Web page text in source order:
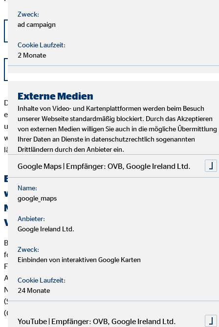
kontakt@schlichtung-finanzberatung.de
Der Kunde sollte beachten, dass das Schlichtungsverfahren
erst angerufen werden kann, wenn seiner Beschwerde durch
unser Unternehmen nicht zu seiner Zufriedenheit abgeholfen
werden konnte, oder unser Unternehmen seine Beschwerde
länger als zwei Monate nicht bearbeitet hat.
Erklärung über die Berücksichtigung der
wichtigsten nachteiligen Auswirkungen auf
Nachhaltigkeitsfaktoren bei der
Versicherungs- und Finanzanlagenberatung
Bei der Beratung zu Versicherungsanlageprodukten (z.B.
fondsgebundenen Lebens- und Rentenversicherungen) und
Finanzanlageprodukten verfolgt die OVB Vermögensberatung
AG die folgende Strategie zur Berücksichtigung von
Nachhaltigkeitsaspekten wie Umwelt (Environment), Soziales
(Social) und verantwortungsvolle Unternehmensführung
(Governance):
Zweck:
ad campaign
Cookie Laufzeit:
2 Monate
Externe Medien
Inhalte von Video- und Kartenplattformen werden beim Besuch
unserer Webseite standardmäßig blockiert. Durch das Akzeptieren
von externen Medien willigen Sie auch in die mögliche Übermittlung
Ihrer Daten an Dienste in datenschutzrechtlich sogenannten
Drittländern durch den Anbieter ein.
Google Maps | Empfänger: OVB, Google Ireland Ltd.
Name:
google_maps
Anbieter:
Google Ireland Ltd.
Zweck:
Einbinden von interaktiven Google Karten
Cookie Laufzeit:
24 Monate
YouTube | Empfänger: OVB, Google Ireland Ltd.